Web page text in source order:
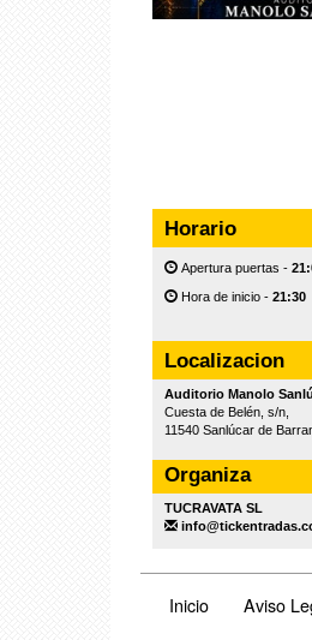
Horario
Apertura puertas -
Hora de inicio -21:30
Localizacion
Auditorio Manolo
Cuesta de Belén, s/n,
11540 Sanlúcar de
Organiza
TUCRAVATA SL
Inicio Aviso